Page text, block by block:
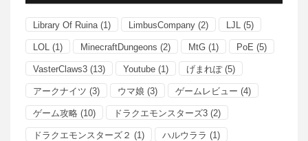
Library Of Ruina (1) LimbusCompany (2) LJL (5)
LOL (1) MinecraftDungeons (2) MtG (1) PoE (5)
VasterClaws3 (13) Youtube (1) げまれぽ(5)
アークナイツ (3) ウマ娘 (3) ゲームレビュー (4)
ゲーム攻略 (10) ドラクエモンスターズ3 (2)
ドラクエモンスターズ２ (1) ハルウララ (1)